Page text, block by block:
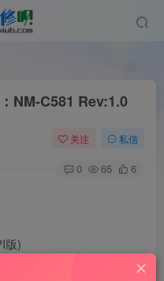
NM-C581 Rev:1.0
关注 私信
0 65 6
版)